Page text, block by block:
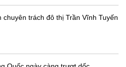
chuyên trách đô thị Trần Vĩnh Tuyến